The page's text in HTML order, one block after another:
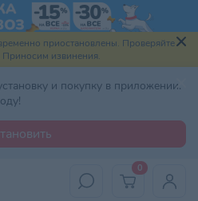
приостановлены. Проверяйте
извинения.
и покупку в приложении.
0